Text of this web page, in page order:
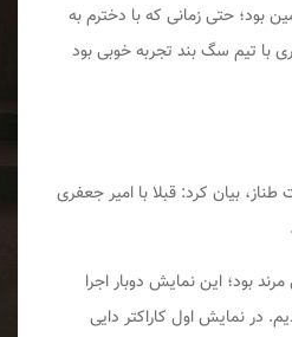
بود؛ حتی زمانی که با دخترم به
با تیم سگ بند تجربه خوبی بود
بیان کرد: قبلا با امیر جعفری
بود؛ این نمایش دوبار اجرا
در نمایش اول کاراکتر دایی